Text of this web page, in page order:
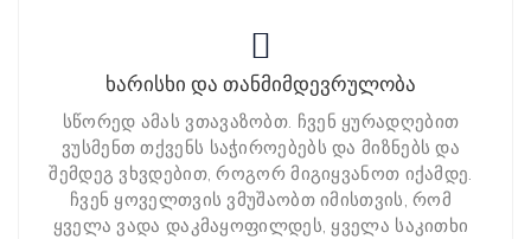
ხარისხი და თანმიმდევრულობა
სწორედ ამას ვთავაზობთ. ჩვენ ყურადღებით
ვუსმენთ თქვენს საჭიროებებს და მიზნებს და
შემდეგ ვხვდებით, როგორ მიგიყვანოთ იქამდე.
ჩვენ ყოველთვის ვმუშაობთ იმისთვის, რომ
ყველა ვადა დაკმაყოფილდეს, ყველა საკითხი